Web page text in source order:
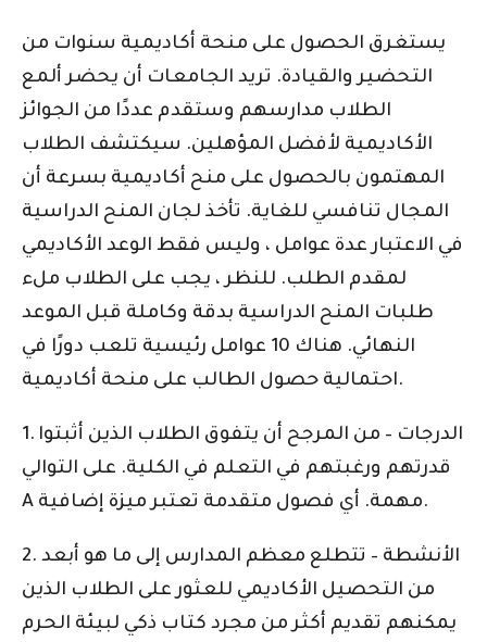
يستغرق الحصول على منحة أكاديمية سنوات من
التحضير والقيادة. تريد الجامعات أن يحضر ألمع
الطلاب مدارسهم وستقدم عددًا من الجوائز
الأكاديمية لأفضل المؤهلين. سيكتشف الطلاب
المهتمون بالحصول على منح أكاديمية بسرعة أن
المجال تنافسي للغاية. تأخذ لجان المنح الدراسية
في الاعتبار عدة عوامل ، وليس فقط الوعد الأكاديمي
لمقدم الطلب. للنظر ، يجب على الطلاب ملء
طلبات المنح الدراسية بدقة وكاملة قبل الموعد
النهائي. هناك 10 عوامل رئيسية تلعب دورًا في
احتمالية حصول الطالب على منحة أكاديمية.
1. الدرجات – من المرجح أن يتفوق الطلاب الذين أثبتوا
قدرتهم ورغبتهم في التعلم في الكلية. على التوالي
A مهمة. أي فصول متقدمة تعتبر ميزة إضافية.
2. الأنشطة – تتطلع معظم المدارس إلى ما هو أبعد
من التحصيل الأكاديمي للعثور على الطلاب الذين
يمكنهم تقديم أكثر من مجرد كتاب ذكي لبيئة الحرم